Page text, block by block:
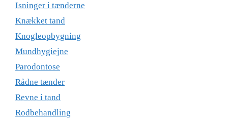
Isninger i tænderne
Knækket tand
Knogleopbygning
Mundhygiejne
Parodontose
Rådne tænder
Revne i tand
Rodbehandling